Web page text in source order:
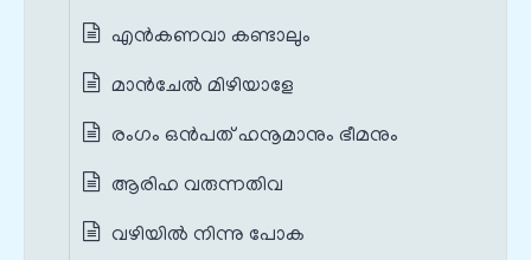
എൻ‌കണവാ കണ്ടാലും
മാൻ‌ചേൽ മിഴിയാളേ
രംഗം ഒൻപത് ഹനൂമാനും ഭീമനും
ആരിഹ വരുന്നതിവ
വഴിയിൽ നിന്നു പോക